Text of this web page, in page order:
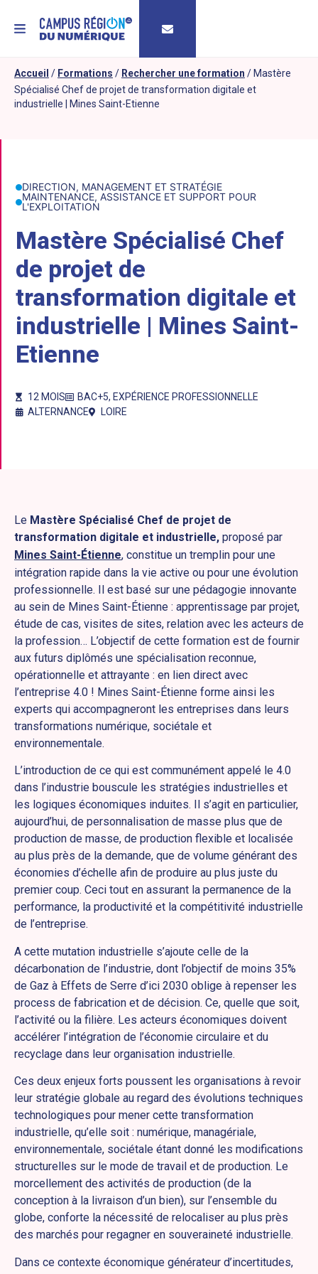
MENU
Accueil / Formations / Rechercher une formation / Mastère
Spécialisé Chef de projet de transformation digitale et
industrielle | Mines Saint-Etienne
DIRECTION, MANAGEMENT ET STRATÉGIE
MAINTENANCE, ASSISTANCE ET SUPPORT POUR
L'EXPLOITATION
Mastère Spécialisé Chef
de projet de
transformation digitale et
industrielle | Mines Saint-
Etienne
12 MOIS BAC+5, EXPÉRIENCE PROFESSIONNELLE
ALTERNANCE
LOIRE
Le Mastère Spécialisé Chef de projet de
transformation digitale et industrielle, proposé par
Mines Saint-Étienne, constitue un tremplin pour une
intégration rapide dans la vie active ou pour une évolution
professionnelle. Il est basé sur une pédagogie innovante
au sein de Mines Saint-Étienne : apprentissage par projet,
étude de cas, visites de sites, relation avec les acteurs de
la profession… L’objectif de cette formation est de fournir
aux futurs diplômés une spécialisation reconnue,
opérationnelle et attrayante : en lien direct avec
l’entreprise 4.0 ! Mines Saint-Étienne forme ainsi les
experts qui accompagneront les entreprises dans leurs
transformations numérique, sociétale et
environnementale.
L’introduction de ce qui est communément appelé le 4.0
dans l’industrie bouscule les stratégies industrielles et
les logiques économiques induites. Il s’agit en particulier,
aujourd’hui, de personnalisation de masse plus que de
production de masse, de production flexible et localisée
au plus près de la demande, que de volume générant des
économies d’échelle afin de produire au plus juste du
premier coup. Ceci tout en assurant la permanence de la
performance, la productivité et la compétitivité industrielle
de l’entreprise.
A cette mutation industrielle s’ajoute celle de la
décarbonation de l’industrie, dont l’objectif de moins 35%
de Gaz à Effets de Serre d’ici 2030 oblige à repenser les
process de fabrication et de décision. Ce, quelle que soit,
l’activité ou la filière. Les acteurs économiques doivent
accélérer l’intégration de l’économie circulaire et du
recyclage dans leur organisation industrielle.
Ces deux enjeux forts poussent les organisations à revoir
leur stratégie globale au regard des évolutions techniques
technologiques pour mener cette transformation
industrielle, qu’elle soit : numérique, managériale,
environnementale, sociétale étant donné les modifications
structurelles sur le mode de travail et de production. Le
morcellement des activités de production (de la
conception à la livraison d’un bien), sur l’ensemble du
globe, conforte la nécessité de relocaliser au plus près
des marchés pour regagner en souveraineté industrielle.
Dans ce contexte économique générateur d’incertitudes,